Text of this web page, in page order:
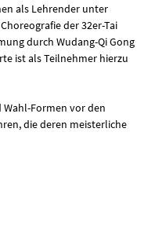
als Lehrender unter
der 32er-Tai
durch Wudang-Qi Gong
ist als Teilnehmer hierzu
Formen vor den
die deren meisterliche